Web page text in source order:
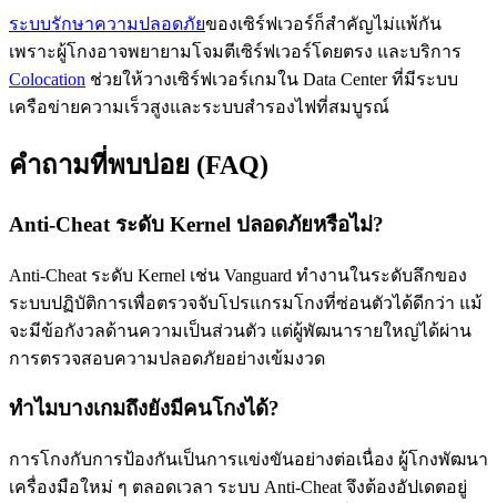
ระบบรักษาความปลอดภัยของเซิร์ฟเวอร์ก็สำคัญไม่แพ้กัน
เพราะผู้โกงอาจพยายามโจมตีเซิร์ฟเวอร์โดยตรง และบริการ
Colocation ช่วยให้วางเซิร์ฟเวอร์เกมใน Data Center ที่มีระบบ
เครือข่ายความเร็วสูงและระบบสำรองไฟที่สมบูรณ์
คำถามที่พบบ่อย (FAQ)
Anti-Cheat ระดับ Kernel ปลอดภัยหรือไม่?
Anti-Cheat ระดับ Kernel เช่น Vanguard ทำงานในระดับลึกของ
ระบบปฏิบัติการเพื่อตรวจจับโปรแกรมโกงที่ซ่อนตัวได้ดีกว่า แม้
จะมีข้อกังวลด้านความเป็นส่วนตัว แต่ผู้พัฒนารายใหญ่ได้ผ่าน
การตรวจสอบความปลอดภัยอย่างเข้มงวด
ทำไมบางเกมถึงยังมีคนโกงได้?
การโกงกับการป้องกันเป็นการแข่งขันอย่างต่อเนื่อง ผู้โกงพัฒนา
เครื่องมือใหม่ ๆ ตลอดเวลา ระบบ Anti-Cheat จึงต้องอัปเดตอยู่